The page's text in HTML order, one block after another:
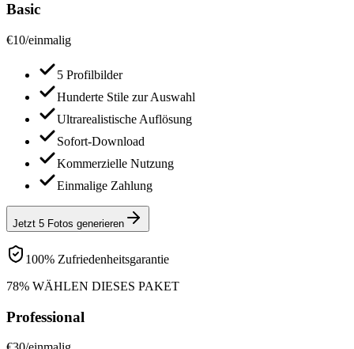
Basic
€10/einmalig
5 Profilbilder
Hunderte Stile zur Auswahl
Ultrarealistische Auflösung
Sofort-Download
Kommerzielle Nutzung
Einmalige Zahlung
Jetzt 5 Fotos generieren
100% Zufriedenheitsgarantie
78% WÄHLEN DIESES PAKET
Professional